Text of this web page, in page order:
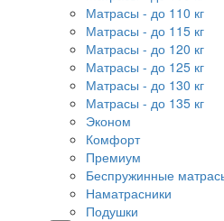
Матрасы - до 110 кг
Матрасы - до 115 кг
Матрасы - до 120 кг
Матрасы - до 125 кг
Матрасы - до 130 кг
Матрасы - до 135 кг
Эконом
Комфорт
Премиум
Беспружинные
Наматрасники
Подушки